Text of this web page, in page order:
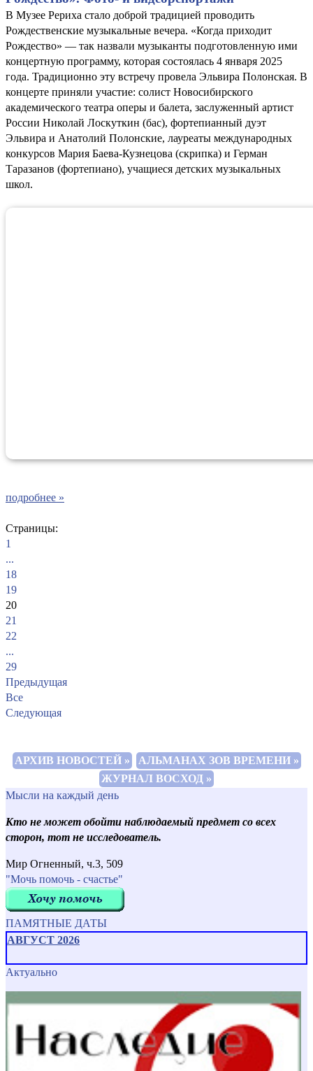
В Музее Рериха стало доброй традицией проводить
Рождественские музыкальные вечера. «Когда приходит
Рождество» — так назвали музыканты подготовленную ими
концертную программу, которая состоялась 4 января 2025
года. Традиционно эту встречу провела Эльвира Полонская. В
концерте приняли участие: солист Новосибирского
академического театра оперы и балета, заслуженный артист
России Николай Лоскуткин (бас), фортепианный дуэт
Эльвира и Анатолий Полонские, лауреаты международных
конкурсов Мария Баева-Кузнецова (скрипка) и Герман
Таразанов (фортепиано), учащиеся детских музыкальных
школ.
подробнее »
Страницы:
1
...
18
19
20
21
22
...
29
Предыдущая
Все
Следующая
АРХИВ НОВОСТЕЙ »
АЛЬМАНАХ ЗОВ ВРЕМЕНИ »
ЖУРНАЛ ВОСХОД »
Мысли на каждый день
Кто не может обойти наблюдаемый предмет со всех
сторон, тот не исследователь.
Мир Огненный, ч.3, 509
"Мочь помочь - счастье"
ПАМЯТНЫЕ ДАТЫ
АВГУСТ 2026
Актуально